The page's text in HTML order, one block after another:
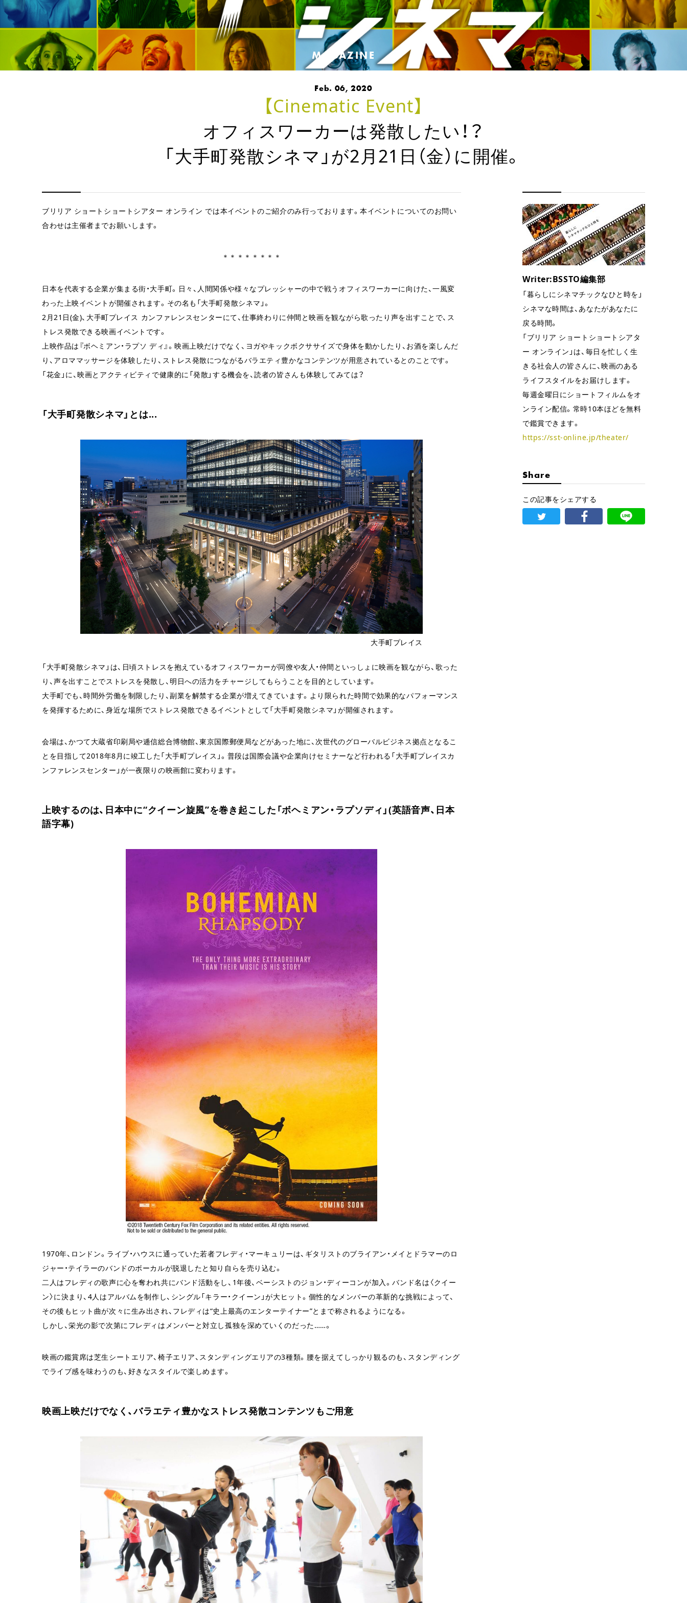
MAGAZINE
Feb. 06, 2020
【Cinematic Event】
オフィスワーカーは発散したい！？
「大手町発散シネマ」が2月21日（金）に開催。
ブリリア ショートショートシアター オンライン では本イベントのご紹介のみ行っております。本イベントについてのお問い
合わせは主催者までお願いします。
＊＊＊＊＊＊＊＊
日本を代表する企業が集まる街・大手町。日々、人間関係や様々なプレッシャーの中で戦うオフィスワーカーに向けた、一風変
わった上映イベントが開催されます。その名も「大手町発散シネマ」。
2月21日(金)、大手町プレイス カンファレンスセンターにて、仕事終わりに仲間と映画を観ながら歌ったり声を出すことで、ス
トレス発散できる映画イベントです。
上映作品は『ボヘミアン・ラプソ ディ』。映画上映だけでなく、ヨガやキックボクササイズで身体を動かしたり、お酒を楽しんだ
り、アロママッサージを体験したり、ストレス発散につながるバラエティ豊かなコンテンツが用意されているとのことです。
「花金」に、映画とアクティビティで健康的に「発散」する機会を、読者の皆さんも体験してみては？
「大手町発散シネマ」とは...
大手町プレイス
「大手町発散シネマ」は、日頃ストレスを抱えているオフィスワーカーが同僚や友人・仲間といっしょに映画を観ながら、歌った
り、声を出すことでストレスを発散し、明日への活力をチャージしてもらうことを目的としています。
大手町でも、時間外労働を制限したり、副業を解禁する企業が増えてきています。より限られた時間で効果的なパフォーマンス
を発揮するために、身近な場所でストレス発散できるイベントとして「大手町発散シネマ」が開催されます。
会場は、かつて大蔵省印刷局や逓信総合博物館、東京国際郵便局などがあった地に、次世代のグローバルビジネス拠点となるこ
とを目指して2018年8月に竣工した「大手町プレイス」。普段は国際会議や企業向けセミナーなど行われる「大手町プレイスカ
ンファレンスセンター」が一夜限りの映画館に変わります。
上映するのは、日本中に“クイーン旋風”を巻き起こした「ボヘミアン・ラプソディ」(英語音声、日本
語字幕)
1970年、ロンドン。ライブ・ハウスに通っていた若者フレディ・マーキュリーは、ギタリストのブライアン・メイとドラマーのロ
ジャー・テイラーのバンドのボーカルが脱退したと知り自らを売り込む。
二人はフレディの歌声に心を奪われ共にバンド活動をし、1年後、ベーシストのジョン・ディーコンが加入。バンド名は〈クイー
ン〉に決まり、4人はアルバムを制作し、シングル「キラー・クイーン」が大ヒット。個性的なメンバーの革新的な挑戦によって、
その後もヒット曲が次々に生み出され、フレディは“史上最高のエンターテイナー”とまで称されるようになる。
しかし、栄光の影で次第にフレディはメンバーと対立し孤独を深めていくのだった……。
映画の鑑賞席は芝生シートエリア、椅子エリア、スタンディングエリアの3種類。腰を据えてしっかり観るのも、スタンディング
でライブ感を味わうのも、好きなスタイルで楽しめます。
映画上映だけでなく、バラエティ豊かなストレス発散コンテンツもご用意
Writer:BSSTO編集部
「暮らしにシネマチックなひと時を」
シネマな時間は、あなたがあなたに
戻る時間。
「ブリリア ショートショートシアタ
ー オンライン」は、毎日を忙しく生
きる社会人の皆さんに、映画のある
ライフスタイルをお届けします。
毎週金曜日にショートフィルムをオ
ンライン配信。常時10本ほどを無料
で鑑賞できます。
https://sst-online.jp/theater/
Share
この記事をシェアする